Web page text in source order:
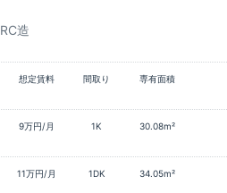
RC造
想定賃料 間取り
専有面積
9万円/月 1K
30.08m²
11万円/月 1DK
34.05m²